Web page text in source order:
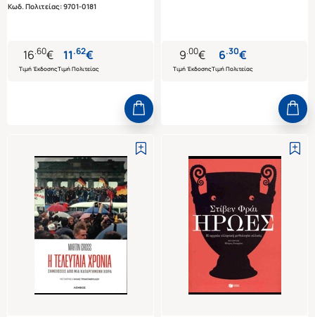
Κωδ. Πολιτείας:9701-0181
16.60€
Τιμή Έκδοσης
11.62€
Τιμή Πολιτείας
9.00€
Τιμή Έκδοσης
6.30€
Τιμή Πολιτείας